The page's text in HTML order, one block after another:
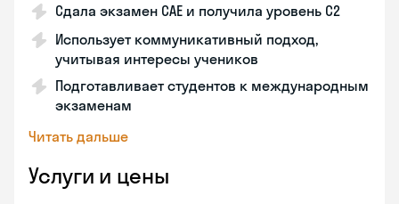
Сдала экзамен CAE и получила уровень С2
Использует коммуникативный подход,
учитывая интересы учеников
Подготавливает студентов к международным
экзаменам
Читать дальше
Услуги и цены